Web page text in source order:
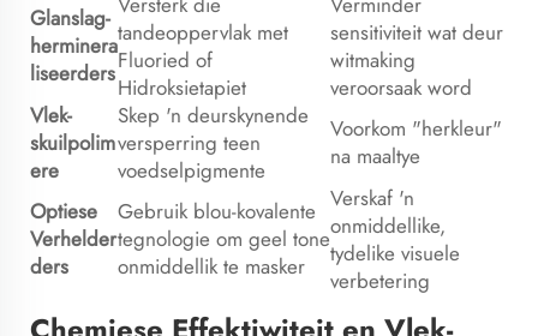
Glanslag-
herminera
liseerders
tandeoppervlak met
Fluoried of
Hidroksietapiet
sensitiviteit wat deur
witmaking
veroorsaak word
Vlek-
skuilpolim
ere
Skep 'n deurskynende
versperring teen
voedselpigmente
Voorkom "herkleur"
na maaltye
Optiese
Verhelder
ders
Gebruik blou-kovalente
tegnologie om geel tone
onmiddellik te masker
Verskaf 'n
onmiddellike,
tydelike visuele
verbetering